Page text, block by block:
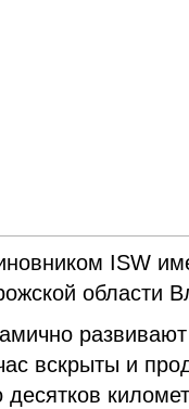
ISW
области
вскрыты и
десятков